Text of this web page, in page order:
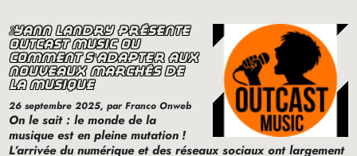
yann landry présente
outcast music où
comment s’adapter aux
nouveaux marchés de
la musique
26 septembre 2025, par Franco Onweb
On le sait : le monde de la
musique est en pleine mutation !
L’arrivée du numérique et des réseaux sociaux ont largement